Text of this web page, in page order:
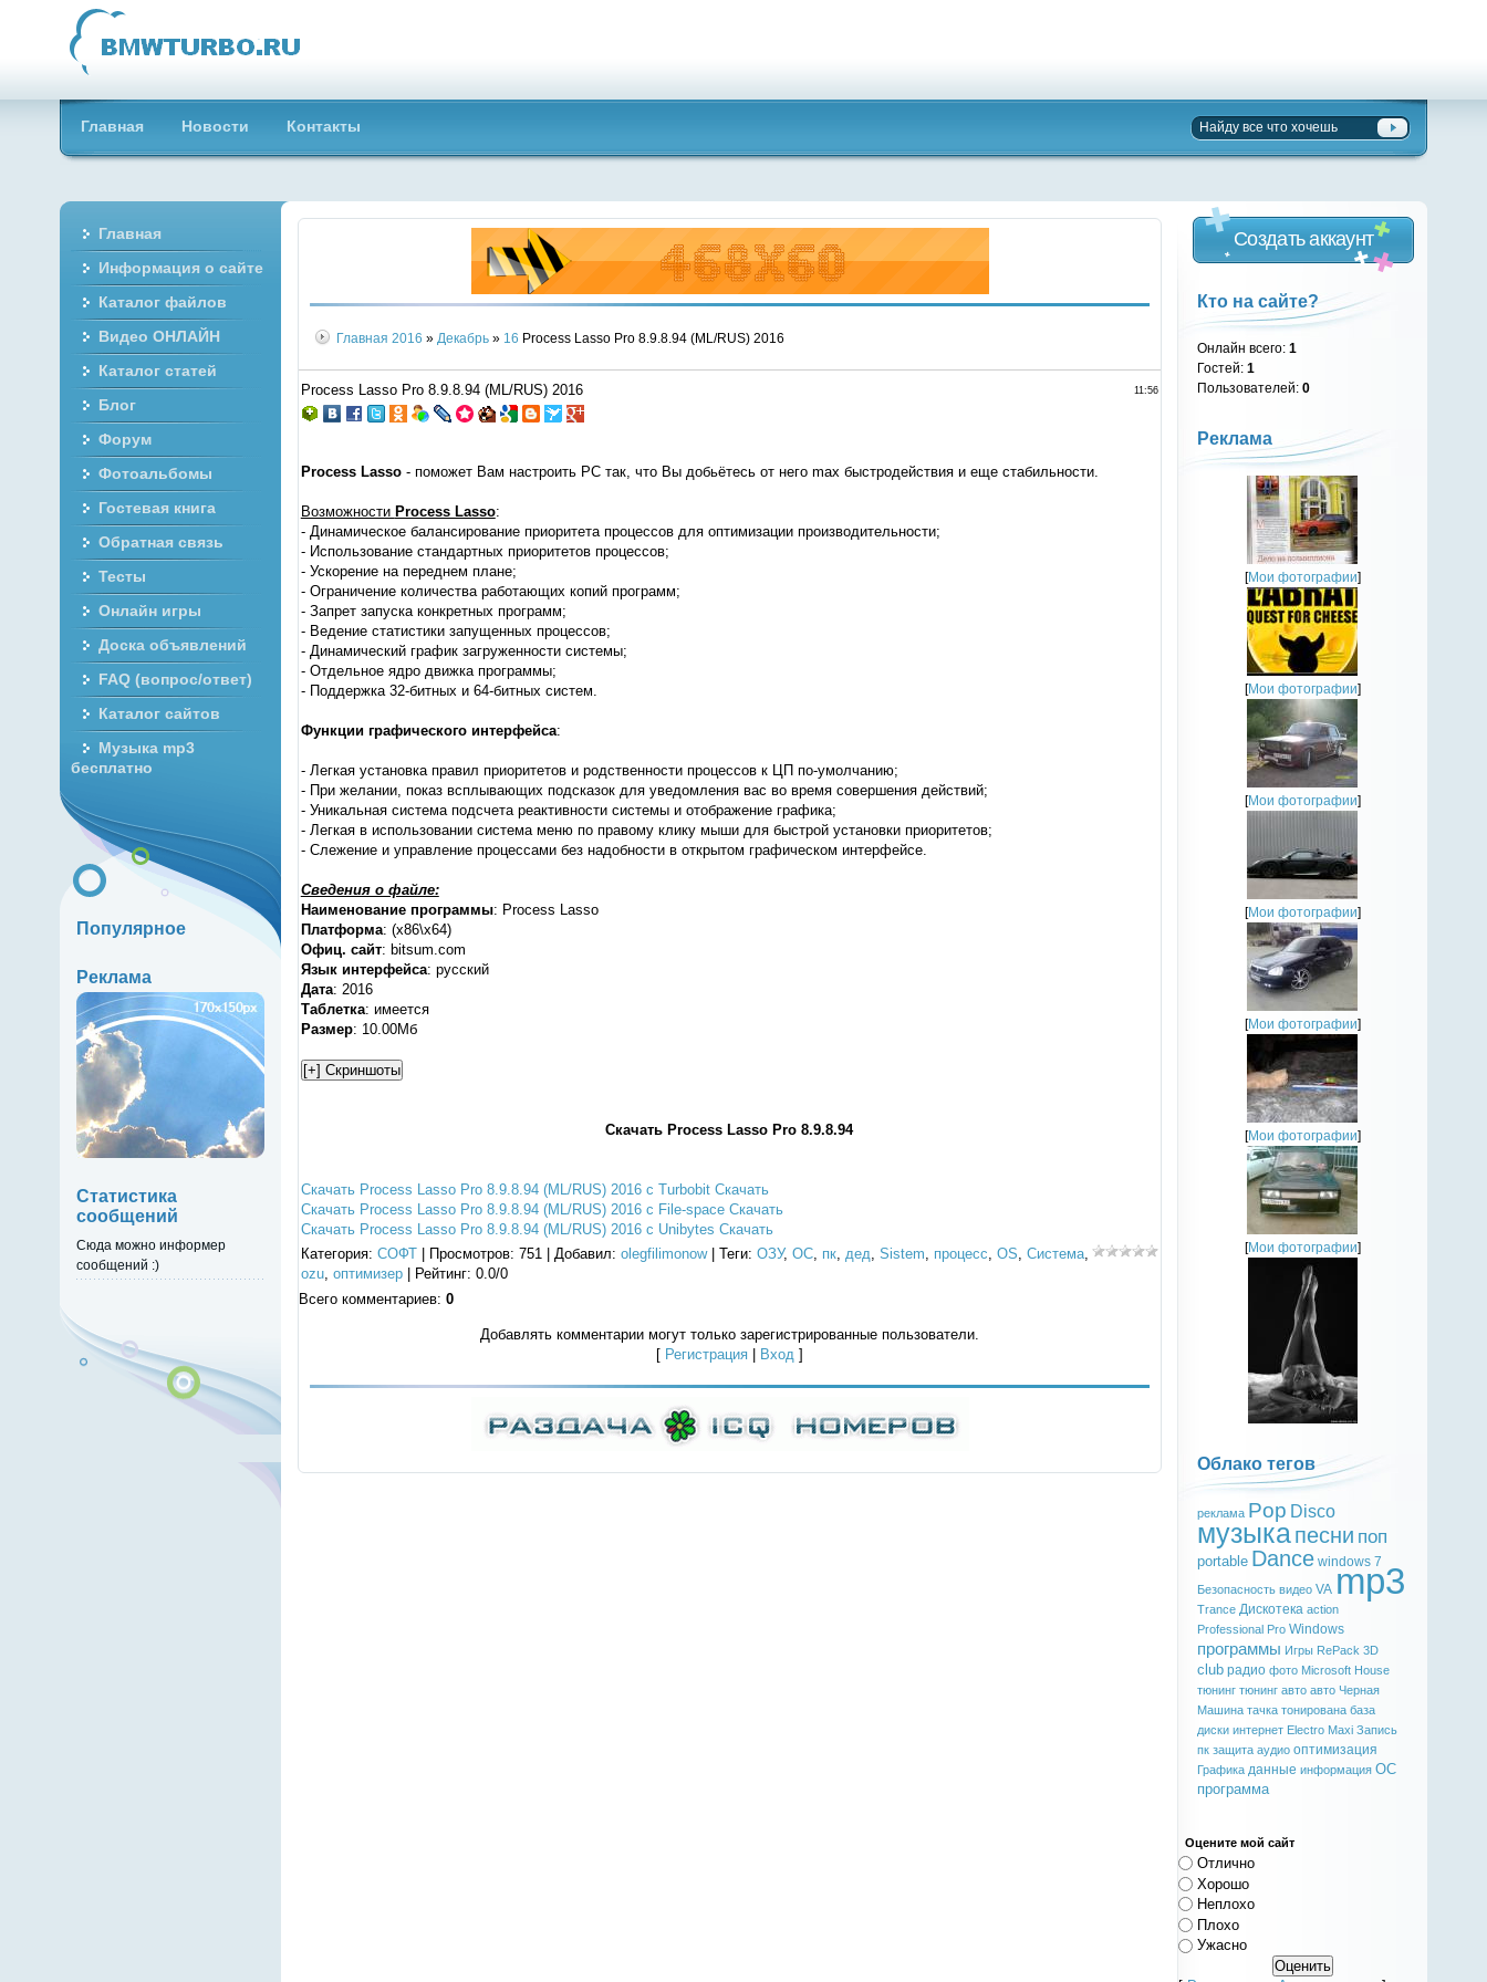
Главная Новости Контакты
Главная 2016 » Декабрь » 16 Process Lasso Pro 8.9.8.94 (ML/RUS) 2016
11:56
Process Lasso Pro 8.9.8.94 (ML/RUS) 2016
Process Lasso- поможет Вам настроить PC так, что Вы добьётесь от него max быстродействия и еще стабильности.
Возможности Process Lasso:
- Динамическое балансирование приоритета процессов для оптимизации производительности;
- Использование стандартных приоритетов процессов;
- Ускорение на переднем плане;
- Ограничение количества работающих копий программ;
- Запрет запуска конкретных программ;
- Ведение статистики запущенных процессов;
- Динамический график загруженности системы;
- Отдельное ядро движка программы;
- Поддержка 32-битных и 64-битных систем.
Функции графического интерфейса:
- Легкая установка правил приоритетов и родственности процессов к ЦП по-умолчанию;
- При желании, показ всплывающих подсказок для уведомления вас во время совершения действий;
- Уникальная система подсчета реактивности системы и отображение графика;
- Легкая в использовании система меню по правому клику мыши для быстрой установки приоритетов;
- Слежение и управление процессами без надобности в открытом графическом интерфейсе.
Сведения о файле:
Наименование программы: Process Lasso
Платформа: (x86\x64)
Офиц. сайт: bitsum.com
Язык интерфейса: русский
Дата: 2016
Таблетка: имеется
Размер: 10.00Мб
Скачать Process Lasso Pro 8.9.8.94
Скачать Process Lasso Pro 8.9.8.94 (ML/RUS) 2016 с Turbobit Скачать
Скачать Process Lasso Pro 8.9.8.94 (ML/RUS) 2016 с File-space Скачать
Скачать Process Lasso Pro 8.9.8.94 (ML/RUS) 2016 с Unibytes Скачать
Категория: СОФТ| Просмотров: 751 | Добавил: olegfilimonow| Теги: ОЗУ, ОС, пк, дед, Sistem, процесс, OS, Система,
ozu, оптимизер| Рейтинг: 0.0/0
Всего комментариев: 0
Добавлять комментарии могут только зарегистрированные пользователи.
[ Регистрация Вход ]
Создать аккаунт
Кто на сайте?
Онлайн всего:1
Гостей:1
Пользователей:0
Реклама
[Мои фотографии]
[Мои фотографии]
[Мои фотографии]
[Мои фотографии]
[Мои фотографии]
[Мои фотографии]
[Мои фотографии]
Облако тегов
реклама Pop Disco
музыкапесни поп
portable Dance windows 7
Безопасность видео VA mp3
Trance Дискотека action
Professional Pro Windows
программы Игры RePack 3D
club радио фото Microsoft House
тюнинг тюнинг авто авто Черная
Машина тачка тонирована база
диски интернет Electro Maxi Запись
пк защита аудио оптимизация
Графика данные информация ОС
программа
Оцените мой сайт
Отлично
Хорошо
Неплохо
Плохо
Ужасно
Главная
Информация о сайте
Каталог файлов
Видео ОНЛАЙН
Каталог статей
Блог
Форум
Фотоальбомы
Гостевая книга
Обратная связь
Тесты
Онлайн игры
Доска объявлений
FAQ (вопрос/ответ)
Каталог сайтов
Музыка mp3
бесплатно
Популярное
Реклама
Статистика
сообщений
Сюда можно информер
сообщений :)